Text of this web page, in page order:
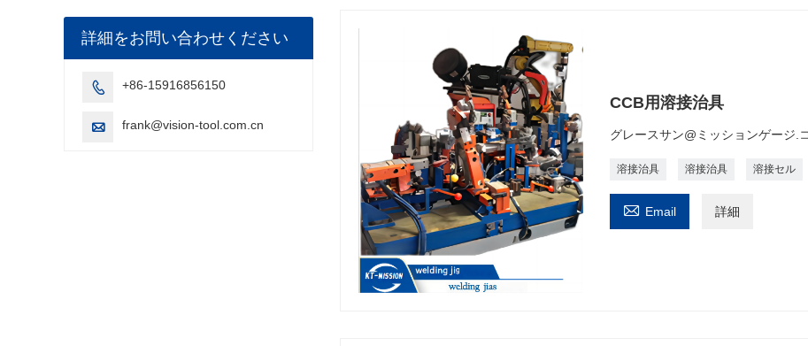
CCB用溶接治具
グレースサン@ミッションゲージ.
溶接治具 溶接治具 溶接セル
 Email 詳細
詳細をお問い合わせください
 +86-15916856150
 frank@vision-tool.com.cn